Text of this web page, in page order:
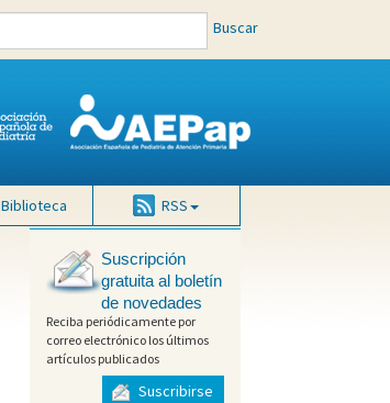
Buscar
Biblioteca RSS
Suscripción
gratuita al boletín
de novedades
Reciba periódicamente por
correo electrónico los últimos
artículos publicados
Suscribirse